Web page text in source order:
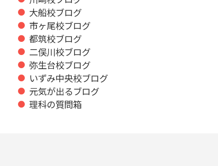
大船校ブログ
市ヶ尾校ブログ
都筑校ブログ
二俣川校ブログ
弥生台校ブログ
いずみ中央校ブログ
元気が出るブログ
理科の質問箱